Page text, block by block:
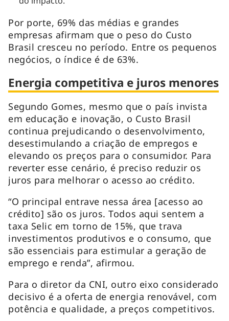
Por porte, 69% das médias e grandes
empresas afirmam que o peso do Custo
Brasil cresceu no período. Entre os pequenos
negócios, o índice é de 63%.
Energia competitiva e juros menores
Segundo Gomes, mesmo que o país invista
em educação e inovação, o Custo Brasil
continua prejudicando o desenvolvimento,
desestimulando a criação de empregos e
elevando os preços para o consumidor. Para
reverter esse cenário, é preciso reduzir os
juros para melhorar o acesso ao crédito.
“O principal entrave nessa área [acesso ao
crédito] são os juros. Todos aqui sentem a
taxa Selic em torno de 15%, que trava
investimentos produtivos e o consumo, que
são essenciais para estimular a geração de
emprego e renda”, afirmou.
Para o diretor da CNI, outro eixo considerado
decisivo é a oferta de energia renovável, com
potência e qualidade, a preços competitivos.